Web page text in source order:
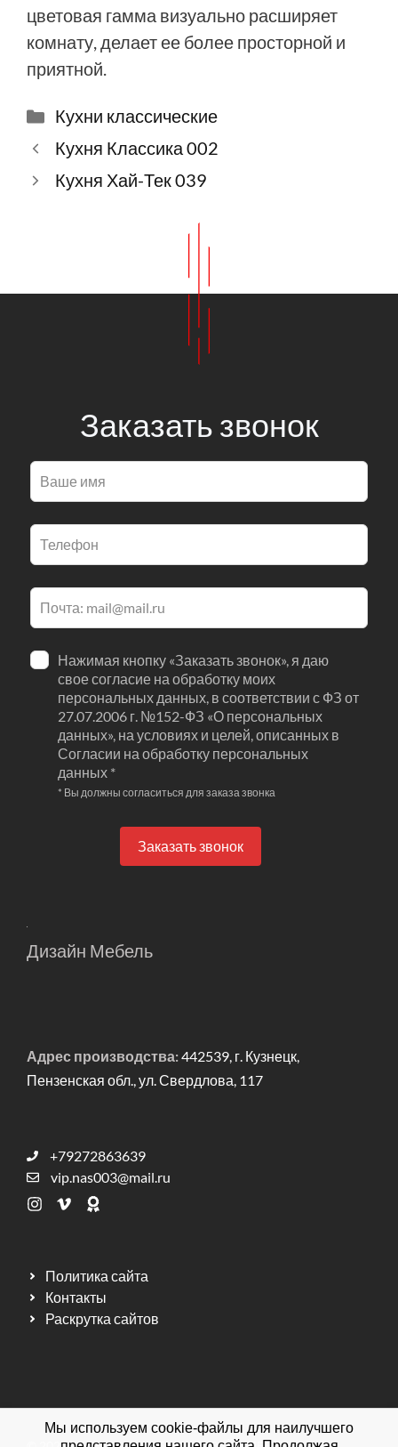
цветовая гамма визуально расширяет
комнату, делает ее более просторной и
приятной.
Рубрики
Кухни классические
Кухня Классика 002
Кухня Хай-Тек 039
Заказать звонок
Оставьте
это
поле
пустым
Нажимая кнопку «Заказать звонок», я даю
свое согласие на обработку моих
персональных данных, в соответствии с ФЗ от
27.07.2006 г. №152-ФЗ «О персональных
данных», на условиях и целей, описанных в
Согласии на обработку персональных
данных *
* Вы должны согласиться для заказа звонка
Заказать звонок
Дизайн Мебель
Адрес производства:442539, г. Кузнецк,
Пензенская обл., ул. Свердлова, 117
+79272863639
vip.nas003@mail.ru
Политика сайта
Контакты
Раскрутка сайтов
Мы используем cookie-файлы для наилучшего